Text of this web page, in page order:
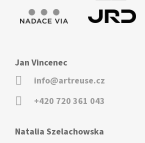
Jan Vincenec
info@artreuse.cz
+420 720 361 043
Natalia Szelachowska